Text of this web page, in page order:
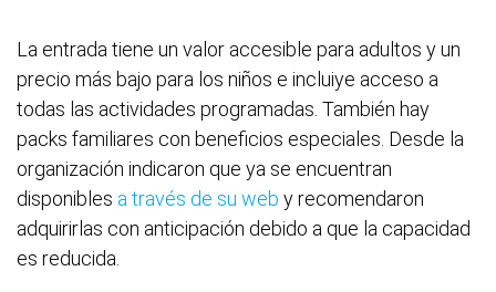
La entrada tiene un valor accesible para adultos y un
precio más bajo para los niños e incluiye acceso a
todas las actividades programadas. También hay
packs familiares con beneficios especiales. Desde la
organización indicaron que ya se encuentran
disponibles a través de su web y recomendaron
adquirirlas con anticipación debido a que la capacidad
es reducida.